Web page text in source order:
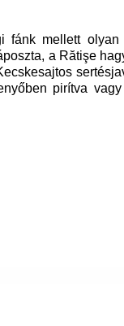
mellett olyan
a Rătişe
pirítva